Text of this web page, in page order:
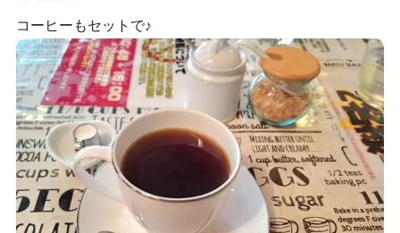
コーヒーもセットで♪